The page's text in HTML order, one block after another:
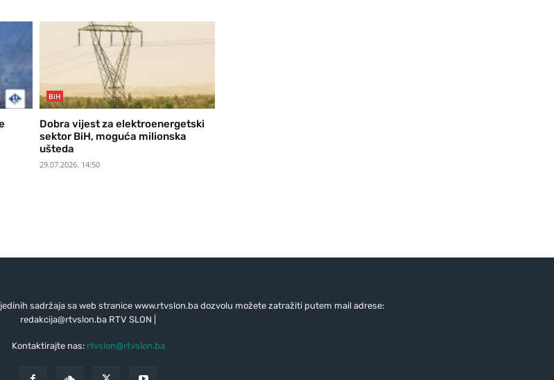
BiH
Dobra vijest za elektroenergetski
sektor BiH, moguća milionska
ušteda
29.07.2026. 14:50
sadržaja sa web stranice www.rtvslon.ba dozvolu možete zatražiti putem mail adrese:
redakcija@rtvslon.baRTV SLON |
Kontaktirajte nas: rtvslon@rtvslon.ba